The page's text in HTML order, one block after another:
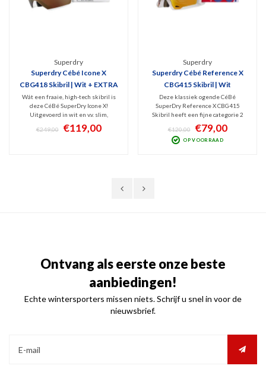
Superdry
Superdry Cébé Icone X
CBG418 Skibril | Wit + EXTRA
LENS
Wát een fraaie, high-tech skibril is
deze CéBé SuperDry Icone X!
Uitgevoerd in wit en v.v. slim,
magnetisch lenswissel systeem.
Hoog comfort, Anti-Fog gecoat, anti-
€249,00 €119,00
Superdry
Superdry Cébé Reference X
CBG415 Skibril | Wit
Deze klassiek ogende CéBé
SuperDry Reference X CBG415
Skibril heeft een fijne categorie 2
spiegellens voor bewolkt en licht
zonnig weer. Witte large-fit snow
goggles met Cilindrische lensvorm,
€120,00 €79,00
OP VOORRAAD
Ontvang als eerste onze beste
aanbiedingen!
Echte wintersporters missen niets. Schrijf u snel in voor de
nieuwsbrief.